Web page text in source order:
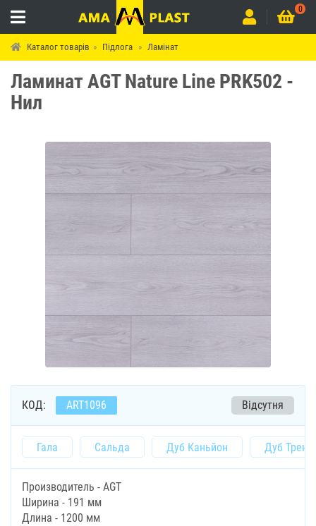
0
Каталог товарів Підлога Ламінат
Ламинат AGT Nature Line PRK502 -
Нил
КОД: ART1096 Відсутня
Гала Сальда Дуб Каньйон Дуб Тренд
Производитель - AGT
Ширина - 191 мм
Длина - 1200 мм